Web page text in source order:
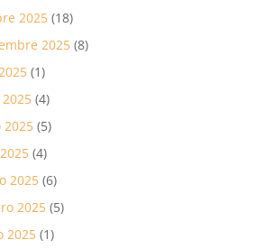
2025 (18)
2025 (8)
(1)
(4)
2025 (5)
(4)
2025 (6)
2025 (5)
2025 (1)